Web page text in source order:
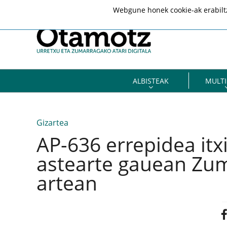
ALBISTEAK
Gizartea
AP-636 errepidea
astearte gauean
artean
Webgune honek cookie-ak